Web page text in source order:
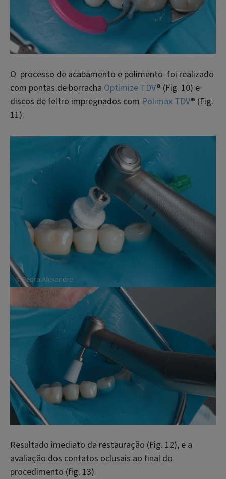
O processo de acabamento e polimento foi realizado
com pontas de borracha Optimize TDV® (Fig. 10) e
discos de feltro impregnados com Polimax TDV® (Fig.
11).
Resultado imediato da restauração (Fig. 12), e a
avaliação dos contatos oclusais ao final do
procedimento (fig. 13).